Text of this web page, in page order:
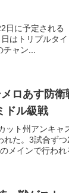
日に予定される
はトリプルタ
ャン...
メロあす防
ドル級戦
ット州アンキ
た。3試合ず
インで行われ